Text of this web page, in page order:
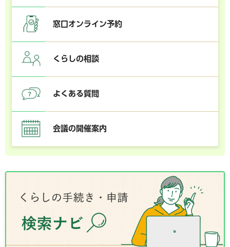
窓口オンライン予約
くらしの相談
よくある質問
会議の開催案内